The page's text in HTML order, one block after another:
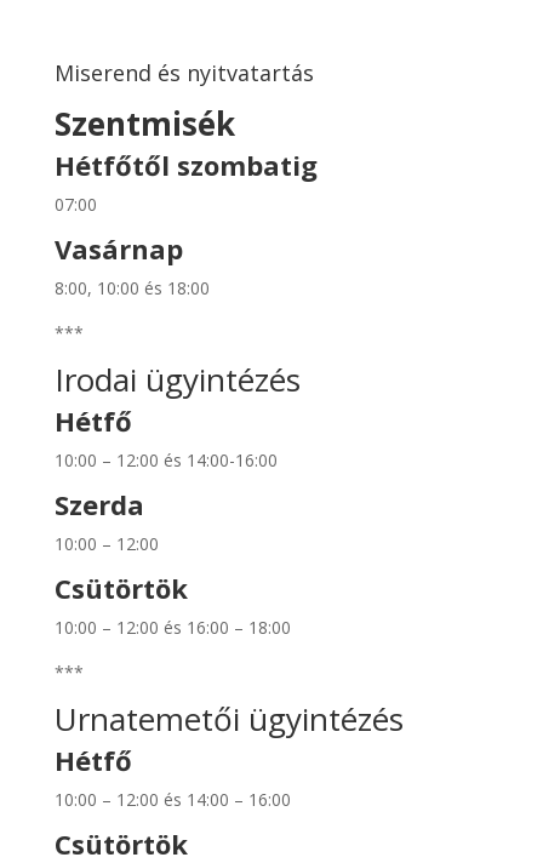
Miserend és nyitvatartás
Szentmisék
Hétfőtől szombatig
07:00
Vasárnap
8:00, 10:00 és 18:00
***
Irodai ügyintézés
Hétfő
10:00 – 12:00 és 14:00-16:00
Szerda
10:00 – 12:00
Csütörtök
10:00 – 12:00 és 16:00 – 18:00
***
Urnatemetői ügyintézés
Hétfő
10:00 – 12:00 és 14:00 – 16:00
Csütörtök